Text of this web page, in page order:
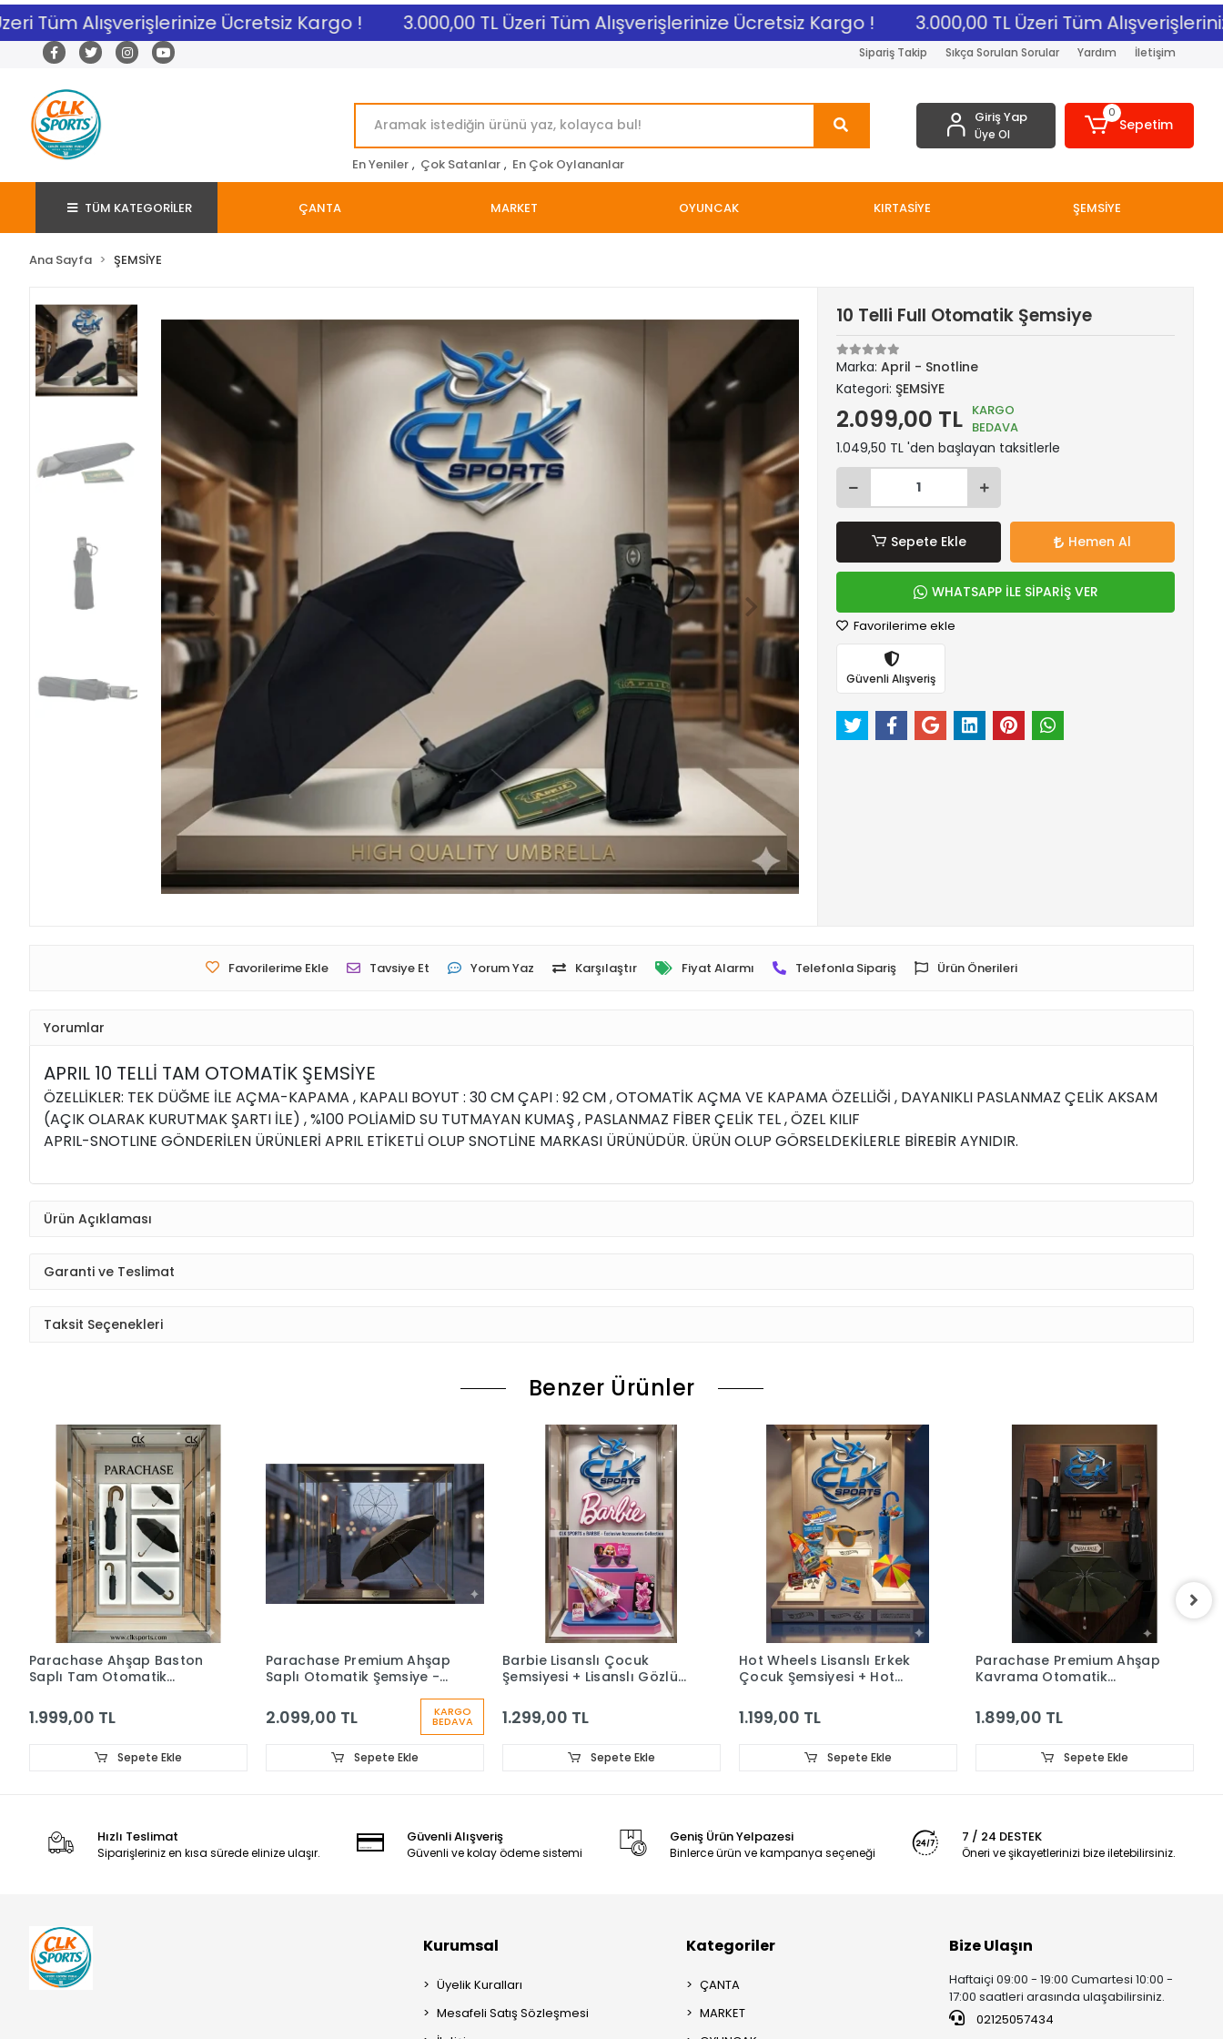
Tüm Alışverişlerinize Ücretsiz Kargo ! 3.000,00 TL Üzeri Tüm Alışverişlerinize Ücretsiz Kargo ! 3.000,00 TL Üzeri Tüm
Sipariş Takip Sıkça Sorulan Sorular Yardım İletişim
En Yeniler , Çok Satanlar , En Çok Oylananlar
Giriş Yap
Üye Ol
0
Sepetim
TÜM KATEGORİLER ÇANTA MARKET OYUNCAK KIRTASİYE ŞEMSİYE
Ana Sayfa ŞEMSİYE
10 Telli Full Otomatik Şemsiye
Marka:April - Snotline
Kategori: ŞEMSİYE
2.099,00 TL KARGO
BEDAVA
1.049,50 TL 'den başlayan taksitlerle
Sepete Ekle Hemen Al
WHATSAPP İLE SİPARİŞ VER
Favorilerime ekle
Güvenli Alışveriş
Favorilerime Ekle Tavsiye Et Yorum Yaz Karşılaştır Fiyat Alarmı Telefonla Sipariş Ürün Önerileri
Yorumlar
APRIL 10 TELLİ TAM OTOMATİK ŞEMSİYE
ÖZELLİKLER: TEK DÜĞME İLE AÇMA-KAPAMA , KAPALI BOYUT : 30 CM ÇAPI : 92 CM , OTOMATİK AÇMA VE KAPAMA ÖZELLİĞİ , DAYANIKLI PASLANMAZ ÇELİK AKSAM
(AÇIK OLARAK KURUTMAK ŞARTI İLE) , %100 POLİAMİD SU TUTMAYAN KUMAŞ , PASLANMAZ FİBER ÇELİK TEL , ÖZEL KILIF
APRIL-SNOTLINE GÖNDERİLEN ÜRÜNLERİ APRIL ETİKETLİ OLUP SNOTLİNE MARKASI ÜRÜNÜDÜR. ÜRÜN OLUP GÖRSELDEKİLERLE BİREBİR AYNIDIR.
Ürün Açıklaması
Garanti ve Teslimat
Taksit Seçenekleri
Benzer Ürünler
Parachase Ahşap Baston
Saplı Tam Otomatik
1.999,00 TL
Sepete Ekle
Parachase Premium Ahşap
Saplı Otomatik Şemsiye -
2.099,00 TL KARGO
BEDAVA
Sepete Ekle
Barbie Lisanslı Çocuk
Şemsiyesi + Lisanslı Gözlük
Hediye
1.299,00 TL
Sepete Ekle
Hot Wheels Lisanslı Erkek
Çocuk Şemsiyesi + Hot
Set
1.199,00 TL
Sepete Ekle
Parachase Premium Ahşap
Kavrama Otomatik
1.899,00 TL
Sepete Ekle
Hızlı Teslimat
Siparişleriniz en kısa sürede elinize ulaşır.
Güvenli Alışveriş
Güvenli ve kolay ödeme sistemi
Geniş Ürün Yelpazesi
Binlerce ürün ve kampanya seçeneği
7 / 24 DESTEK
Öneri ve şikayetlerinizi bize iletebilirsiniz.
Kurumsal
Üyelik Kuralları
Mesafeli Satış Sözleşmesi
Kategoriler
ÇANTA
MARKET
Bize Ulaşın
Haftaiçi 09:00 - 19:00 Cumartesi 10:00 -
17:00 saatleri arasında ulaşabilirsiniz.
02125057434